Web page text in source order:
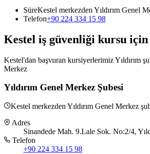
SüreKestel merkezden Yıldırım Genel
Telefon+90 224 334 15 98
Kestel iş güvenliği kursu için
Kestel'dan başvuran kursiyerlerimiz Yıldırım
Merkez
Yıldırım Genel Merkez Şubesi
Kestel merkezden Yıldırım Genel Merkez
Adres
Sinandede Mah. 9.Lale Sok. No:2/4,
Telefon
+90 224 334 15 98